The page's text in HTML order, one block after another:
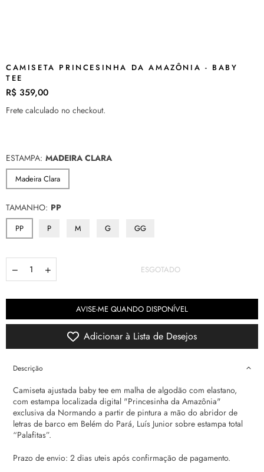
CAMISETA PRINCESINHA DA AMAZÔNIA - BABY
TEE
Preço
normal
R$ 359,00
Frete calculado no checkout.
ESTAMPA: MADEIRA CLARA
Madeira Clara
TAMANHO: PP
PP P M G GG
ESGOTADO
AVISE-ME QUANDO DISPONÍVEL
Adicionar à Lista de Desejos
Descrição
Camiseta ajustada baby tee em malha de algodão com elastano,
com estampa localizada digital "Princesinha da Amazônia"
exclusiva da Normando a partir de pintura a mão do abridor de
letras de barco em Belém do Pará, Luís Junior sobre estampa total
“Palafitas”.
Prazo de envio: 2 dias uteis após confirmação de pagamento.